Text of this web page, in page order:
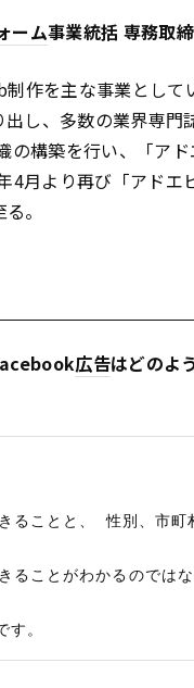
ーム事業統括 専務取
作を主な事業として
し、多数の業界専門
構築を行い、「ア
4月より再び「アドエ
。
広告はどのよ
ることと、 性別、市町
ることがわかるのではな